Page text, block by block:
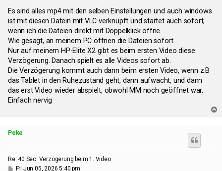
s
t
Es sind alles mp4 mit den selben Einstellungen und auch windows
ist mit diesen Datein mit VLC verknüpft und startet auch sofort,
wenn ich die Dateien direkt mit Doppelklick öffne.
Wie gesagt, an meinem PC öffnen die Dateien sofort.
Nur auf meinem HP-Elite X2 gibt es beim ersten Video diese
Verzögerung. Danach spielt es alle Videos sofort ab.
Die Verzögerung kommt auch dann beim ersten Video, wenn z.B
das Tablet in den Ruhezustand geht, dann aufwacht, und dann
das erst Video wieder abspielt, obwohl MM noch geöffnet war.
Einfach nervig
Peke
Re: 40 Sec. Verzögerung beim 1. Video
PFri Jun 05, 2026 5:40 pm